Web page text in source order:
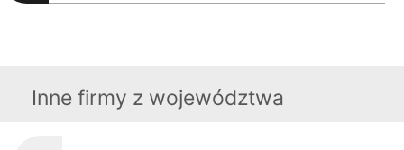
Inne firmy z województwa